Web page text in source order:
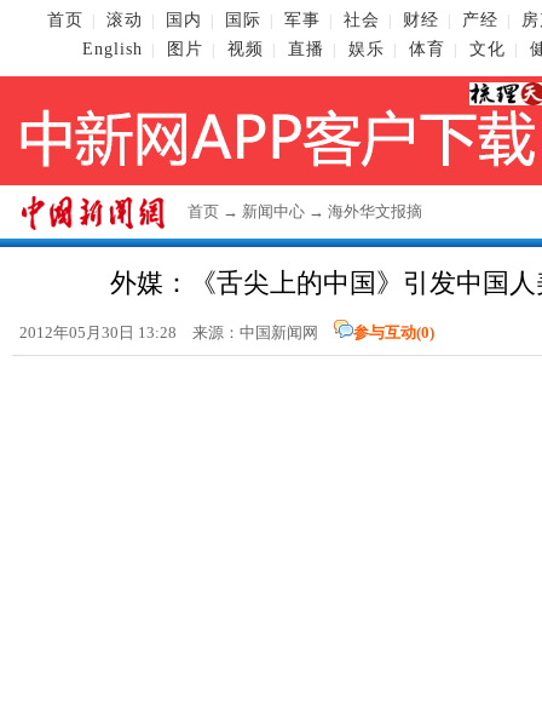
首页 滚动 国内 国际 军事 社会 财经 产经
English
图片 视频 直播 娱乐 体育 文化
首页 → 新闻中心 → 海外华文报摘
外媒：《舌尖上的中国》引发中国
2012年05月30日 13:28 来源： 中国新闻网 参与互动(0)